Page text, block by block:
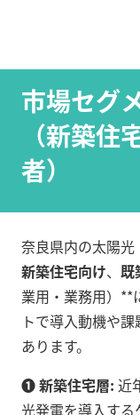
市場セグ
（新築住
者）
奈良県内の太陽光
新築住宅向け、 既
業用・業務用）**
トで導入動機や
あります。
➊ 新築住宅層: 近
光発電を導入する